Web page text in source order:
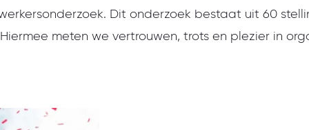
Dit onderzoek bestaat uit 60
Hiermee meten we vertrouwen, trots en plezier in